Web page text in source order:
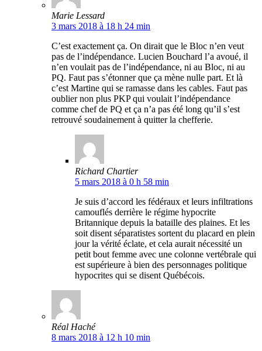
Marie Lessard
3 mars 2018 à 18 h 24 min
C’est exactement ça. On dirait que le Bloc n’en veut
pas de l’indépendance. Lucien Bouchard l’a avoué, il
n’en voulait pas de l’indépendance, ni au Bloc, ni au
PQ. Faut pas s’étonner que ça mène nulle part. Et là
c’est Martine qui se ramasse dans les cables. Faut pas
oublier non plus PKP qui voulait l’indépendance
comme chef de PQ et ça n’a pas été long qu’il s’est
retrouvé soudainement à quitter la chefferie.
Richard Chartier
5 mars 2018 à 0 h 58 min
Je suis d’accord les fédéraux et leurs infiltrations
camouflés derrière le régime hypocrite
Britannique depuis la bataille des plaines. Et les
soit disent séparatistes sortent du placard en plein
jour la vérité éclate, et cela aurait nécessité un
petit bout femme avec une colonne vertébrale qui
est supérieure à bien des personnages politique
hypocrites qui se disent Québécois.
Réal Haché
8 mars 2018 à 12 h 10 min